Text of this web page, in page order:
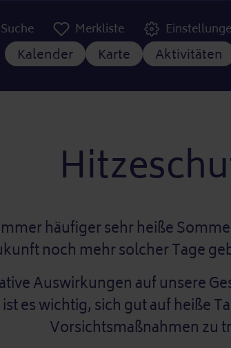
Kalender Karte Aktivitäten
der Kopfzeile
Suche Merkliste
häufiger sehr heiße
noch mehr solcher Tage
Auswirkungen auf unsere
es wichtig, sich gut auf heiße
Vorsichtsmaßnahmen zu